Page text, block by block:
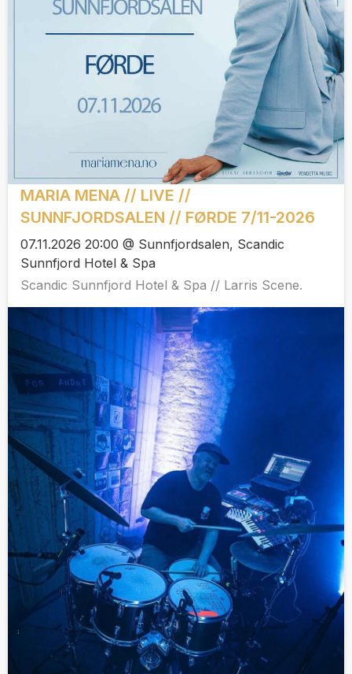
MARIA MENA // LIVE //
SUNNFJORDSALEN // FØRDE 7/11-2026
07.11.2026 20:00 @ Sunnfjordsalen, Scandic
Sunnfjord Hotel & Spa
Scandic Sunnfjord Hotel & Spa // Larris Scene.